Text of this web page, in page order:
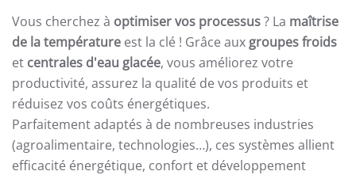
Vous cherchez à optimiser vos processus? La maîtrise
de la température est la clé ! Grâce aux groupes froids
et centrales d'eau glacée, vous améliorez votre
productivité, assurez la qualité de vos produits et
réduisez vos coûts énergétiques.
Parfaitement adaptés à de nombreuses industries
(agroalimentaire, technologies…), ces systèmes allient
efficacité énergétique, confort et développement